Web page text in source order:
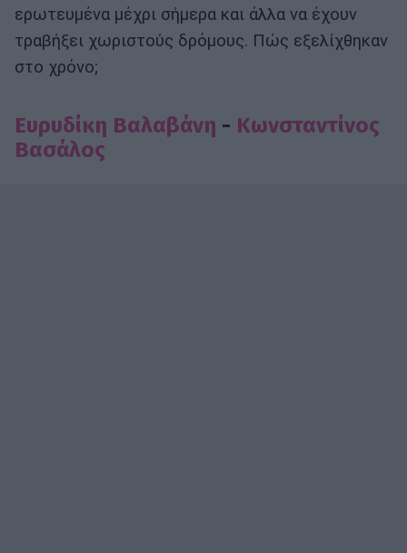
ερωτευμένα μέχρι σή­μερα και άλλα να έχουν
τραβήξει χω­ριστούς δρόμους. Πώς εξελίχθηκαν
στο χρόνο;
Ευρυδίκη Βαλαβάνη - Κωνσταντίνος
Βασάλος